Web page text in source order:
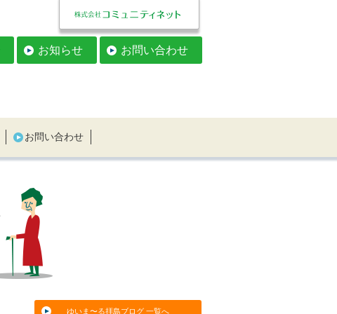
お知らせ お問い合わせ
お問い合わせ
ゆいま〜る拝島ブログ 一覧へ